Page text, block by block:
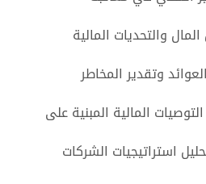
والتحديات المالية
وتقدير المخاطر
المالية المبنية على
استراتيجيات الشركات